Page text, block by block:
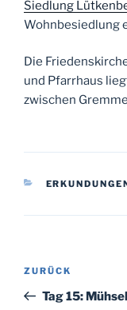
Siedlung
Wohnbesiedlung
Die
und Pfarrhaus
zwischen
KATEGORIEN
Vorheriger
Beitrag
ZURÜCK
Tag 15: